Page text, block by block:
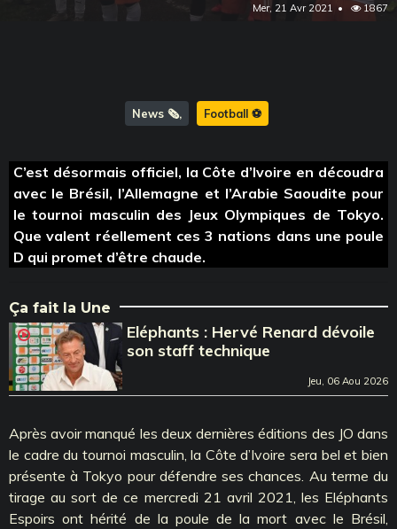
Mer, 21 Avr 2021 1867
News 🗞️ Football ⚽️
C’est désormais officiel, la Côte d’Ivoire en découdra
avec le Brésil, l’Allemagne et l’Arabie Saoudite pour
le tournoi masculin des Jeux Olympiques de Tokyo.
Que valent réellement ces 3 nations dans une poule
D qui promet d’être chaude.
Ça fait la Une
Eléphants : Hervé Renard dévoile
son staff technique
Jeu, 06 Aou 2026
Après avoir manqué les deux dernières éditions des JO dans
le cadre du tournoi masculin, la Côte d’Ivoire sera bel et bien
présente à Tokyo pour défendre ses chances. Au terme du
tirage au sort de ce mercredi 21 avril 2021, les Eléphants
Espoirs ont hérité de la poule de la mort avec le Brésil,